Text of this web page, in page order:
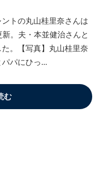
トの丸山桂里奈さんは
。夫・本並健治さんと
。【写真】丸山桂里奈
パにひっ...
む